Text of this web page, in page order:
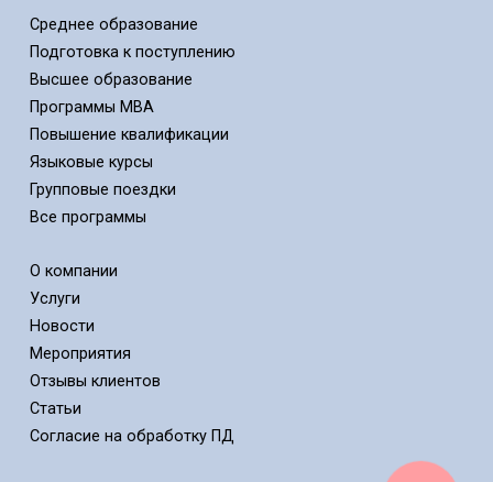
Среднее образование
Подготовка к поступлению
Высшее образование
Программы MBA
Повышение квалификации
Языковые курсы
Групповые поездки
Все программы
О компании
Услуги
Новости
Мероприятия
Отзывы клиентов
Статьи
Cогласие на обработку ПД